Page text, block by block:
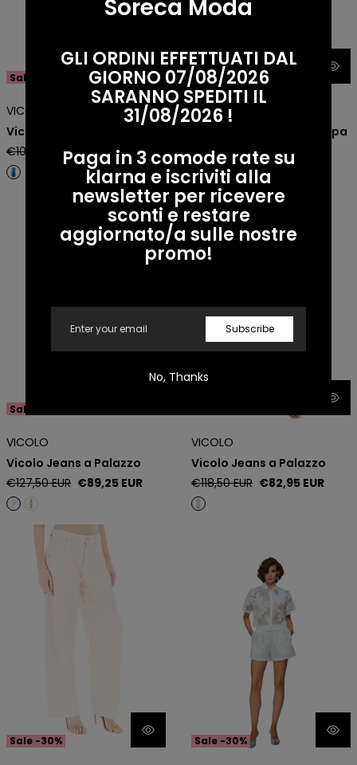
Soreca Moda
GLI ORDINI EFFETTUATI DAL
GIORNO 07/08/2026
SARANNO SPEDITI IL
31/08/2026 !
Paga in 3 comode rate su
klarna e iscriviti alla
newsletter per ricevere
sconti e restare
aggiornato/a sulle nostre
promo!
Email
Subscribe
No, Thanks
Sale -30%
VICOLO
Vicolo Jeans a Palazzo
Regular
price
€100,00 EURSale
price
€70,00 EUR
Sale -30%
VICOLO
Vicolo Pantalone a Zampa
Regular
price
€75,50 EUR Sale
price
€52,85 EUR
Vicolo Jeans a Palazzo
Sale -30%
VICOLO
Vicolo Jeans a Palazzo
Regular
price
€127,50 EUR Sale
€89,25 EUR
Vicolo Jeans a Palazzo
VICOLO
Vicolo Jeans a Palazzo
Regular
price
€118,50 EUR Sale
€82,95 EUR
Vicolo Jeans Ampio
Sale -30% Sale -30%